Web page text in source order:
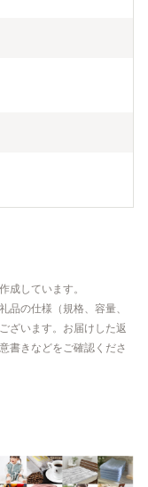
成しています。
品の仕様（規格、容量、
ざいます。お届けした返
書きなどをご確認くださ